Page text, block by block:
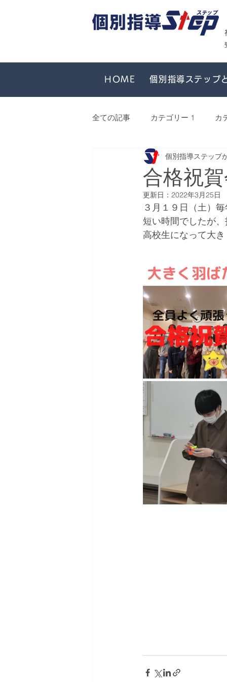
HOME 個別指導ステップ
全ての記事 カテゴリー 1 カ
合格祝
個別指導ステップ
更新日： 2022年3月25日
３月１９日（土）
短い時間でしたが
高校生になって大